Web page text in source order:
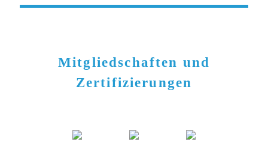
Mitgliedschaften und
Zertifizierungen